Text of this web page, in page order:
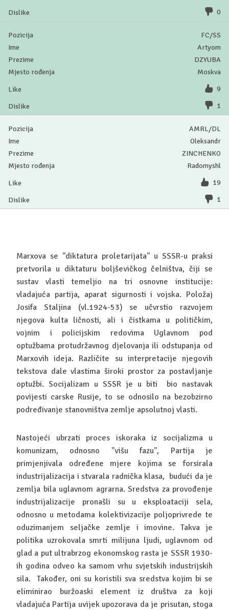
0
FC/SS
Artyom
DZYUBA
Moskva
9
1
AMRL/DL
Oleksandr
ZINCHENKO
Radomyshl
19
1
Marxova se ''diktatura proletarijata'' u SSSR-u praksi
pretvorila u diktaturu boljševičkog čelništva, čiji se
sustav vlasti temeljio na tri osnovne institucije:
vladajuća partija, aparat sigurnosti i vojska. Položaj
Josifa Staljina (vl.1924-53) se učvrstio razvojem
njegova kulta ličnosti, ali i čistkama u političkim,
vojnim i policijskim redovima Uglavnom pod
optužbama protudržavnog djelovanja ili odstupanja od
Marxovih ideja. Različite su interpretacije njegovih
tekstova dale vlastima široki prostor za postavljanje
optužbi. Socijalizam u SSSR je u biti bio nastavak
povijesti carske Rusije, to se odnosilo na bezobzirno
podređivanje stanovništva zemlje apsolutnoj vlasti.
Nastojeći ubrzati proces iskoraka iz socijalizma u
komunizam, odnosno ''višu fazu'', Partija je
primjenjivala određene mjere kojima se forsirala
industrijalizacija i stvarala radnička klasa, budući da je
zemlja bila uglavnom agrarna. Sredstva za provođenje
industrijalizacije pronašli su u eksploataciji sela,
odnosno u metodama kolektivizacije poljoprivrede te
oduzimanjem seljačke zemlje i imovine. Takva je
politika uzrokovala smrti milijuna ljudi, uglavnom od
glad a put ultrabrzog ekonomskog rasta je SSSR 1930-
ih godina odveo ka samom vrhu svjetskih industrijskih
sila. Također, oni su koristili sva sredstva kojim bi se
eliminirao buržoaski element iz društva za koji
vladajuća Partija uvijek upozorava da je prisutan, stoga